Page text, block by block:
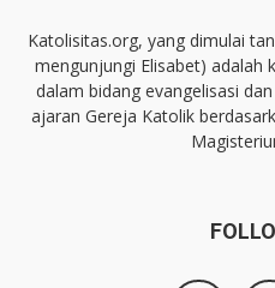
Katolisitas.org, yang dimulai
mengunjungi Elisabet) adalah
dalam bidang evangelisasi
ajaran Gereja Katolik